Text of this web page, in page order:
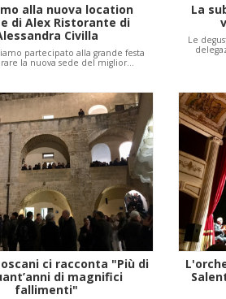
alla nuova location
di Alex Ristorante di
Civilla
partecipato alla grande festa
la nuova sede del miglior…
La
Le
ci racconta "Più di
di magnifici
fallimenti"